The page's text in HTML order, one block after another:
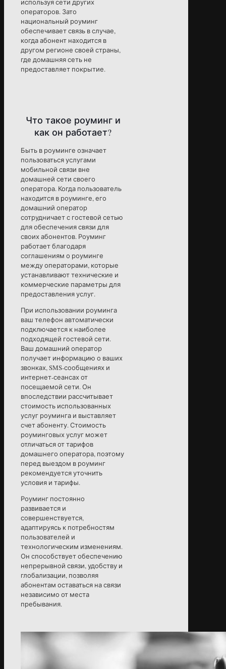
используя сети других
операторов. Зато
национальный роуминг
обеспечивает связь в случае,
когда абонент находится в
другом регионе своей страны,
где домашняя сеть не
предоставляет покрытие.
Что такое роуминг и
как он работает?
Быть в роуминге означает
пользоваться услугами
мобильной связи вне
домашней сети своего
оператора. Когда пользователь
находится в роуминге, его
домашний оператор
сотрудничает с гостевой сетью
для обеспечения связи для
своих абонентов. Роуминг
работает благодаря
соглашениям о роуминге
между операторами, которые
устанавливают технические и
коммерческие параметры для
предоставления услуг.
При использовании роуминга
ваш телефон автоматически
подключается к наиболее
подходящей гостевой сети.
Ваш домашний оператор
получает информацию о ваших
звонках, SMS-сообщениях и
интернет-сеансах от
посещаемой сети. Он
впоследствии рассчитывает
стоимость использованных
услуг роуминга и выставляет
счет абоненту. Стоимость
роуминговых услуг может
отличаться от тарифов
домашнего оператора, поэтому
перед выездом в роуминг
рекомендуется уточнить
условия и тарифы.
Роуминг постоянно
развивается и
совершенствуется,
адаптируясь к потребностям
пользователей и
технологическим изменениям.
Он способствует обеспечению
непрерывной связи, удобству и
глобализации, позволяя
абонентам оставаться на связи
независимо от места
пребывания.